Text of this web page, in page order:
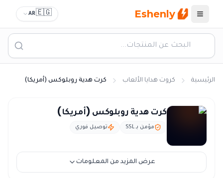
القائمة Eshenly
🇪🇬
AR
الرئيسية كروت هدايا الألعاب كرت هدية روبلوكس (أمريكا)
كرت هدية روبلوكس (أمريكا)
مؤمن بـ SSL توصيل فوري
عرض المزيد من المعلومات